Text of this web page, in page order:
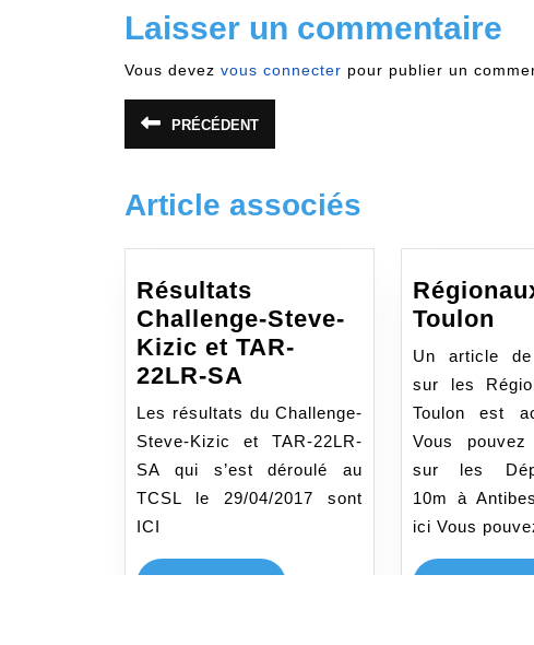
Laisser un commentaire
Vous devez vous connecter pour publier un
Navigation
de
l’article
PRÉCÉDENT
précédent
Article associés
Résultats
Challenge-Steve-
Kizic et TAR-
22LR-SA
Challenge-
Steve-
Kizic
et
SA
Les résultats du Challenge-
Steve-Kizic et TAR-22LR-
SA qui s’est déroulé au
TCSL le 29/04/2017 sont
ICI
Toulon
10m
à
Un article
sur les
Toulon est
Vous
sur les
10m à
ici Vous